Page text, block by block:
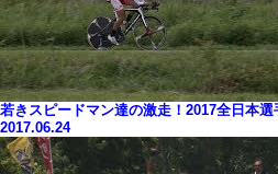
若きスピードマン達の激走！2017全日本
2017.06.24